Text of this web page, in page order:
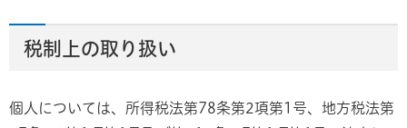
税制上の取り扱い
個人については、所得税法第78条第2項第1号、地方税法第